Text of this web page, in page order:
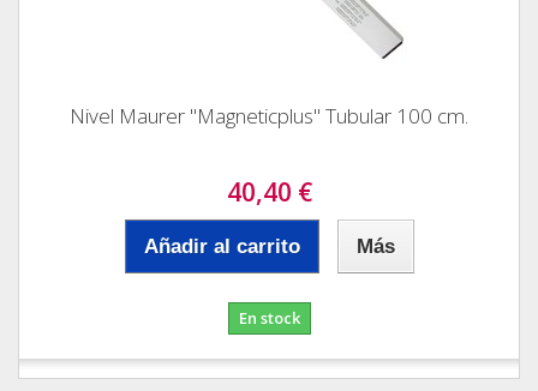
Nivel Maurer "Magneticplus" Tubular 100 cm.
40,40 €
Añadir al carrito Más
En stock